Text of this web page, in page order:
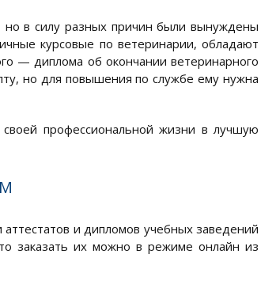
но в силу разных причин были вынуждены
курсовые по ветеринарии, обладают
— диплома об окончании ветеринарного
но для повышения по службе ему нужна
профессиональной жизни в лучшую
и дипломов учебных заведений
заказать их можно в режиме онлайн из